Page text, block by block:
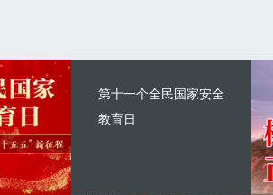
第十一个全民国家安全
教育日